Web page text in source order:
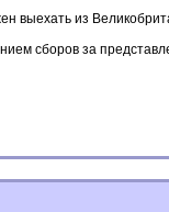
выехать из
сборов за